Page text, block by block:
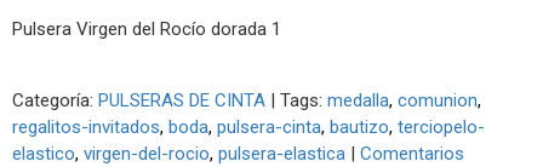
Pulsera Virgen del Rocío dorada 1
Categoría: PULSERAS DE CINTA | Tags: medalla comunion
regalitos-invitados boda pulsera-cinta bautizo terciopelo-
elastico virgen-del-rocio pulsera-elastica | Comentarios